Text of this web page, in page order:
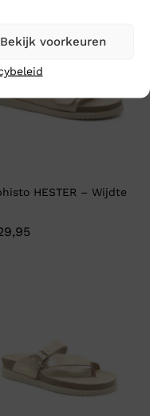
Bekijk voorkeuren
HESTER – Wijdte